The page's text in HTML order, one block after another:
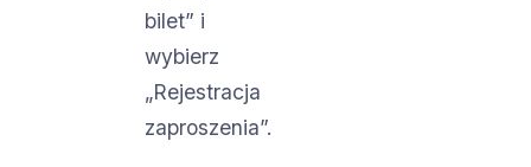
bilet” i
wybierz
„Rejestracja
zaproszenia”.